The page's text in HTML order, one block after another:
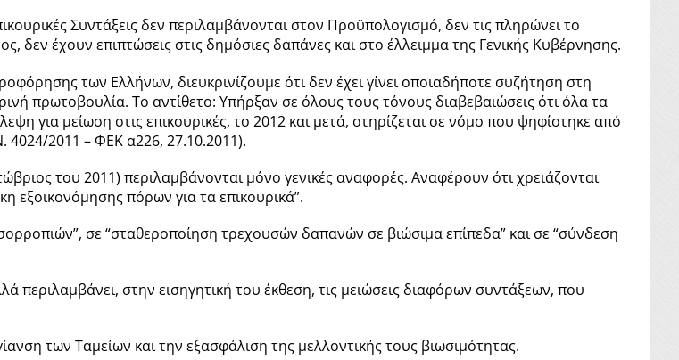
Συντάξεις δεν περιλαμβάνονται στον Προϋπολογισμό, δεν τις πληρώνει το
δεν έχουν επιπτώσεις στις δημόσιες δαπάνες και στο έλλειμμα της Γενικής Κυβέρνησης.
των Ελλήνων, διευκρινίζουμε ότι δεν έχει γίνει οποιαδήποτε συζήτηση στη
πρωτοβουλία. Το αντίθετο: Υπήρξαν σε όλους τους τόνους διαβεβαιώσεις ότι όλα τα
για μείωση στις επικουρικές, το 2012 και μετά, στηρίζεται σε νόμο που ψηφίστηκε από
2011 – ΦΕΚ α226, 27.10.2011).
του 2011) περιλαμβάνονται μόνο γενικές αναφορές. Αναφέρουν ότι χρειάζονται
εξοικονόμησης πόρων για τα επικουρικά”.
σε “σταθεροποίηση τρεχουσών δαπανών σε βιώσιμα επίπεδα” και σε “σύνδεση
περιλαμβάνει, στην εισηγητική του έκθεση, τις μειώσεις διαφόρων συντάξεων, που
των Ταμείων και την εξασφάλιση της μελλοντικής τους βιωσιμότητας.